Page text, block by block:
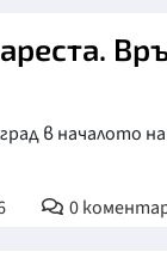
в началото
0